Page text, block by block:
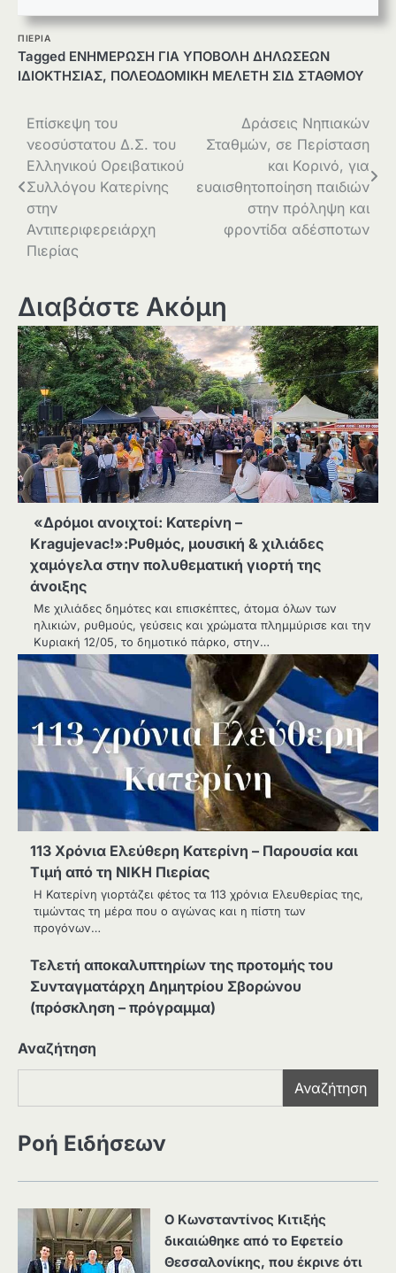
ΠΙΕΡΙΑ
Tagged ΕΝΗΜΕΡΩΣΗ ΓΙΑ ΥΠΟΒΟΛΗ ΔΗΛΩΣΕΩΝ
ΙΔΙΟΚΤΗΣΙΑΣ, ΠΟΛΕΟΔΟΜΙΚΗ ΜΕΛΕΤΗ ΣΙΔ ΣΤΑΘΜΟΥ
Πλοήγηση
άρθρων
Επίσκεψη του
νεοσύστατου Δ.Σ. του
Ελληνικού Ορειβατικού
Συλλόγου Κατερίνης
στην
Αντιπεριφερειάρχη
Πιερίας
Δράσεις Νηπιακών
Σταθμών, σε Περίσταση
και Κορινό, για
ευαισθητοποίηση παιδιών
στην πρόληψη και
φροντίδα αδέσποτων
Διαβάστε Ακόμη
«Δρόμοι ανοιχτοί: Κατερίνη –
Kragujevac!»:Ρυθμός, μουσική & χιλιάδες
χαμόγελα στην πολυθεματική γιορτή της
άνοιξης
Με χιλιάδες δημότες και επισκέπτες, άτομα όλων των
ηλικιών, ρυθμούς, γεύσεις και χρώματα πλημμύρισε και την
Κυριακή 12/05, το δημοτικό πάρκο, στην…
113 Χρόνια Ελεύθερη Κατερίνη – Παρουσία και
Τιμή από τη ΝΙΚΗ Πιερίας
Η Κατερίνη γιορτάζει φέτος τα 113 χρόνια Ελευθερίας της,
τιμώντας τη μέρα που ο αγώνας και η πίστη των
προγόνων…
Τελετή αποκαλυπτηρίων της προτομής του
Συνταγματάρχη Δημητρίου Σβορώνου
(πρόσκληση – πρόγραμμα)
Αναζήτηση
Αναζήτηση
Ροή Ειδήσεων
Ο Κωνσταντίνος Κιτιξής
δικαιώθηκε από το Εφετείο
Θεσσαλονίκης, που έκρινε ότι